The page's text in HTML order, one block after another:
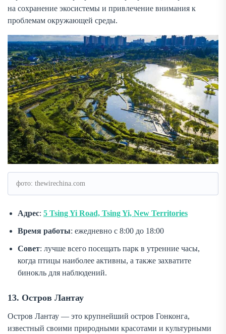
на сохранение экосистемы и привлечение внимания к
проблемам окружающей среды.
фото: thewirechina.com
Адрес: 5 Tsing Yi Road, Tsing Yi, New Territories
Время работы: ежедневно с 8:00 до 18:00
Совет: лучше всего посещать парк в утренние часы,
когда птицы наиболее активны, а также захватите
бинокль для наблюдений.
13. Остров Лантау
Остров Лантау — это крупнейший остров Гонконга,
известный своими природными красотами и культурными